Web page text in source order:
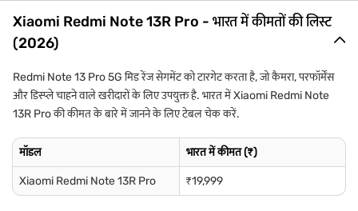
Xiaomi Redmi Note 13R Pro - भारत में कीमतों की लिस्ट
(2026)
Redmi Note 13 Pro 5G मिड रेंज सेगमेंट को टारगेट करता है, जो कैमरा, परफॉर्मेंस
और डिस्प्ले चाहने वाले खरीदारों के लिए उपयुक्त है. भारत में Xiaomi Redmi Note
13R Pro की कीमत के बारे में जानने के लिए टेबल चेक करें.
मॉडल भारत में कीमत (₹)
Xiaomi Redmi Note 13R Pro ₹19,999